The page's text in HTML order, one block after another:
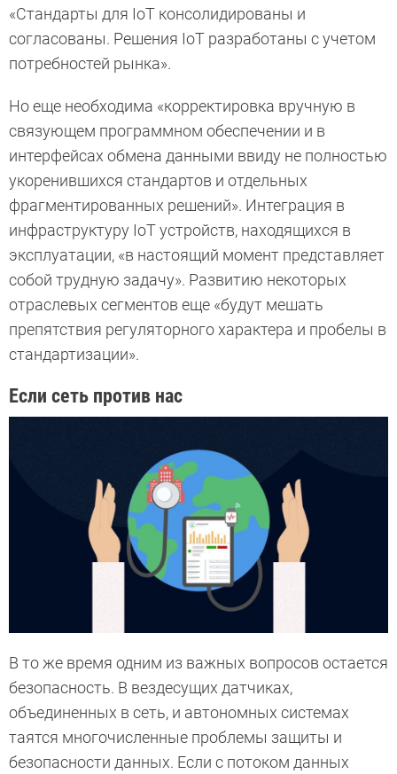
«Стандарты для IoT консолидированы и
согласованы. Решения IoT разработаны с учетом
потребностей рынка».
Но еще необходима «корректировка вручную в
связующем программном обеспечении и в
интерфейсах обмена данными ввиду не полностью
укоренившихся стандартов и отдельных
фрагментированных решений». Интеграция в
инфраструктуру IoT устройств, находящихся в
эксплуатации, «в настоящий момент представляет
собой трудную задачу». Развитию некоторых
отраслевых сегментов еще «будут мешать
препятствия регуляторного характера и пробелы в
стандартизации».
Если сеть против нас
В то же время одним из важных вопросов остается
безопасность. В вездесущих датчиках,
объединенных в сеть, и автономных системах
таятся многочисленные проблемы защиты и
безопасности данных. Если с потоком данных